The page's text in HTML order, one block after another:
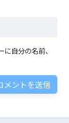
自分の名前、